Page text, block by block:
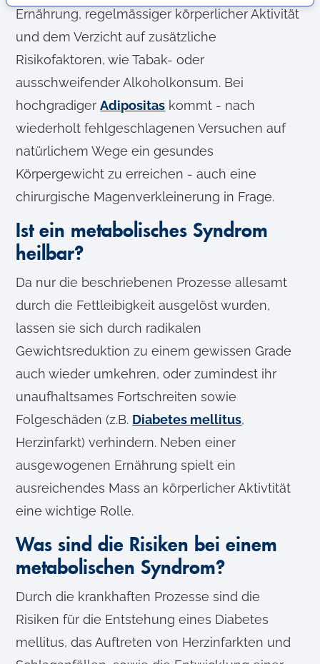
s
u
s
h
Ernährung, regelmässiger körperlicher Aktivität
und dem Verzicht auf zusätzliche
Risikofaktoren, wie Tabak- oder
ausschweifender Alkoholkonsum. Bei
hochgradigerAdipositas kommt - nach
wiederholt fehlgeschlagenen Versuchen auf
natürlichem Wege ein gesundes
Körpergewicht zu erreichen - auch eine
chirurgische Magenverkleinerung in Frage.
Ist ein metabolisches Syndrom
heilbar?
Da nur die beschriebenen Prozesse allesamt
durch die Fettleibigkeit ausgelöst wurden,
lassen sie sich durch radikalen
Gewichtsreduktion zu einem gewissen Grade
auch wieder umkehren, oder zumindest ihr
unaufhaltsames Fortschreiten sowie
Folgeschäden (z.B. Diabetes mellitus,
Herzinfarkt) verhindern. Neben einer
ausgewogenen Ernährung spielt ein
ausreichendes Mass an körperlicher Aktivtität
eine wichtige Rolle.
Was sind die Risiken bei einem
metabolischen Syndrom?
Durch die krankhaften Prozesse sind die
Risiken für die Entstehung eines Diabetes
mellitus, das Auftreten von Herzinfarkten und